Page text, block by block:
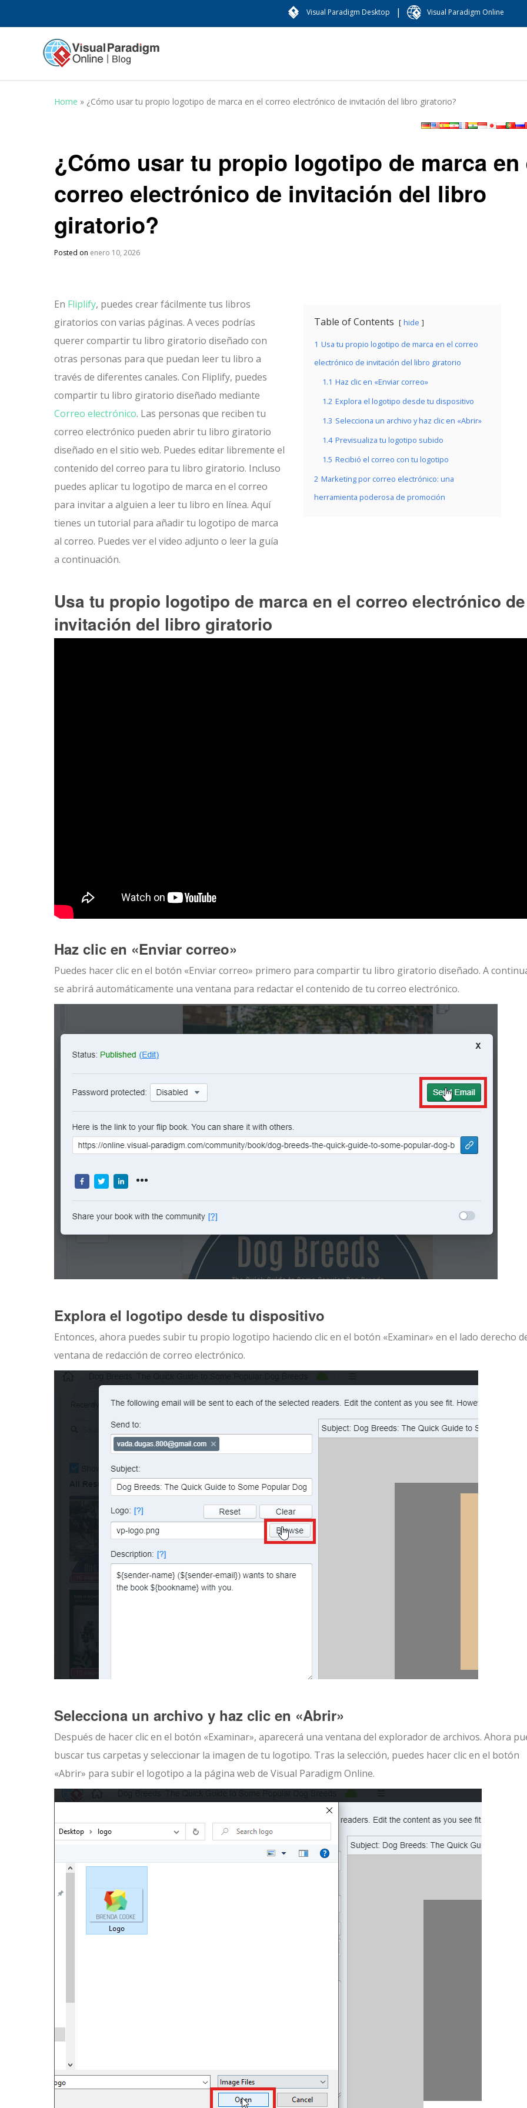
Visual Paradigm Desktop | Visual Paradigm Online
Home » ¿Cómo usar tu propio logotipo de marca en el correo electrónico de invitación del libro giratorio?
¿Cómo usar tu propio logotipo de marca en
correo electrónico de invitación del libro
giratorio?
Posted on enero 10, 2026
Table of Contents hide
1 Usa tu propio logotipo de marca en el correo
electrónico de invitación del libro giratorio
1.1 Haz clic en «Enviar correo»
1.2 Explora el logotipo desde tu dispositivo
1.3 Selecciona un archivo y haz clic en «Abrir»
1.4 Previsualiza tu logotipo subido
1.5 Recibió el correo con tu logotipo
2 Marketing por correo electrónico: una
herramienta poderosa de promoción
En Fliplify, puedes crear fácilmente tus libros
giratorios con varias páginas. A veces podrías
querer compartir tu libro giratorio diseñado con
otras personas para que puedan leer tu libro a
través de diferentes canales. Con Fliplify, puedes
compartir tu libro giratorio diseñado mediante
Correo electrónico. Las personas que reciben tu
correo electrónico pueden abrir tu libro giratorio
diseñado en el sitio web. Puedes editar libremente el
contenido del correo para tu libro giratorio. Incluso
puedes aplicar tu logotipo de marca en el correo
para invitar a alguien a leer tu libro en línea. Aquí
tienes un tutorial para añadir tu logotipo de marca
al correo. Puedes ver el video adjunto o leer la guía
a continuación.
Usa tu propio logotipo de marca en el correo electrónico de
invitación del libro giratorio
Haz clic en «Enviar correo»
Puedes hacer clic en el botón «Enviar correo» primero para compartir tu libro giratorio diseñado. A
se abrirá automáticamente una ventana para redactar el contenido de tu correo electrónico.
Explora el logotipo desde tu dispositivo
Entonces, ahora puedes subir tu propio logotipo haciendo clic en el botón «Examinar» en el lado derecho
ventana de redacción de correo electrónico.
Selecciona un archivo y haz clic en «Abrir»
Después de hacer clic en el botón «Examinar», aparecerá una ventana del explorador de archivos. Ahora
buscar tus carpetas y seleccionar la imagen de tu logotipo. Tras la selección, puedes hacer clic en el botón
«Abrir» para subir el logotipo a la página web de Visual Paradigm Online.